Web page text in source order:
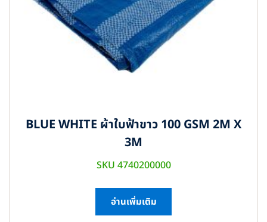
BLUE WHITE ผ้าใบฟ้าขาว 100 GSM 2M X
3M
SKU 4740200000
อ่านเพิ่มเติม